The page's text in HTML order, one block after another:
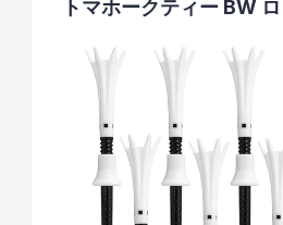
トマホークティー BW